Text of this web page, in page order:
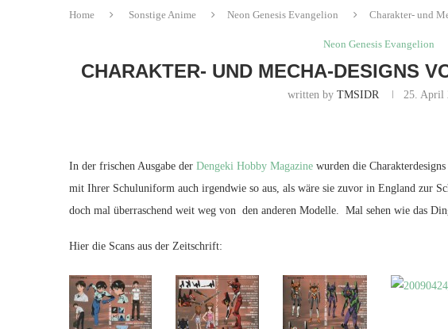
Home Sonstige Anime Neon Genesis Evangelion Charakter- und
Neon Genesis Evangelion
CHARAKTER- UND MECHA-DESIGNS
written byTMSIDR 25. April
In der frischen Ausgabe der Dengeki Hobby Magazine wurden die
mit Ihrer Schuluniform auch irgendwie so aus, als wäre sie zuvor in England zur
doch mal überraschend weit weg von den anderen Modelle. Mal sehen wie das
Hier die Scans aus der Zeitschrift: